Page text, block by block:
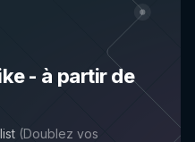
- à partir de
(Doublez vos